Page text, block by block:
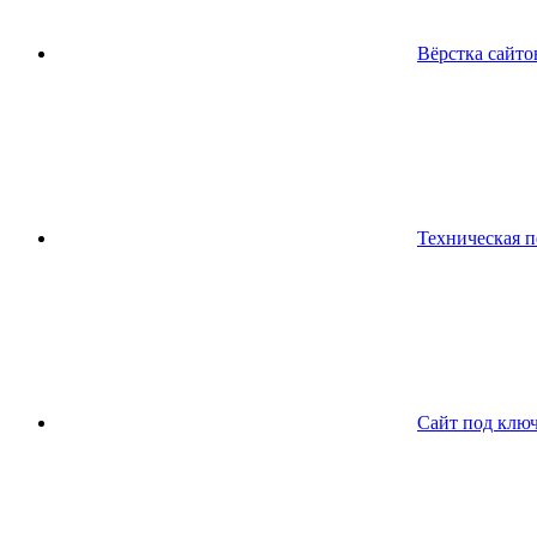
Вёрстка
Техническая
Сайт под